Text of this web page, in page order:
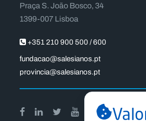
Praça S. João Bosco, 34
1399-007 Lisboa
+351 210 900 500 / 600
fundacao@salesianos.pt
provincia@salesianos.pt